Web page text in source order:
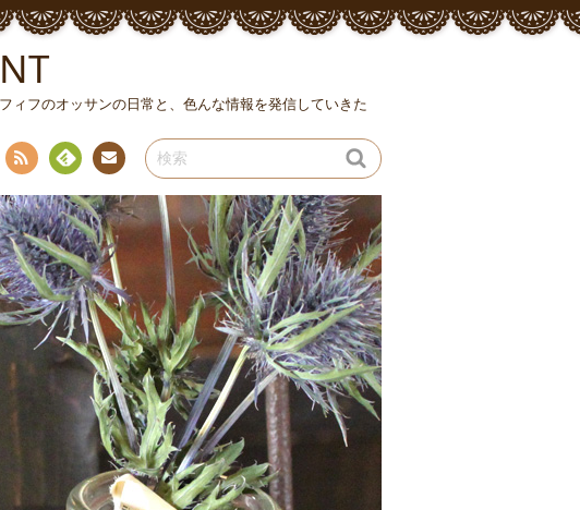
ィフのオッサンの日常と、色んな情報を発信していきた
RSS Fee
dly
先